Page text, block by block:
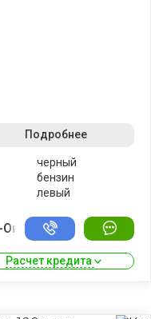
черный
бензин
левый
Подробнее
Расчет кредита